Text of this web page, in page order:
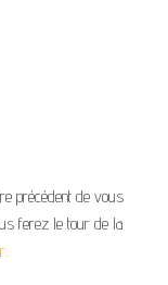
précédent de vous
ferez le tour de la
.